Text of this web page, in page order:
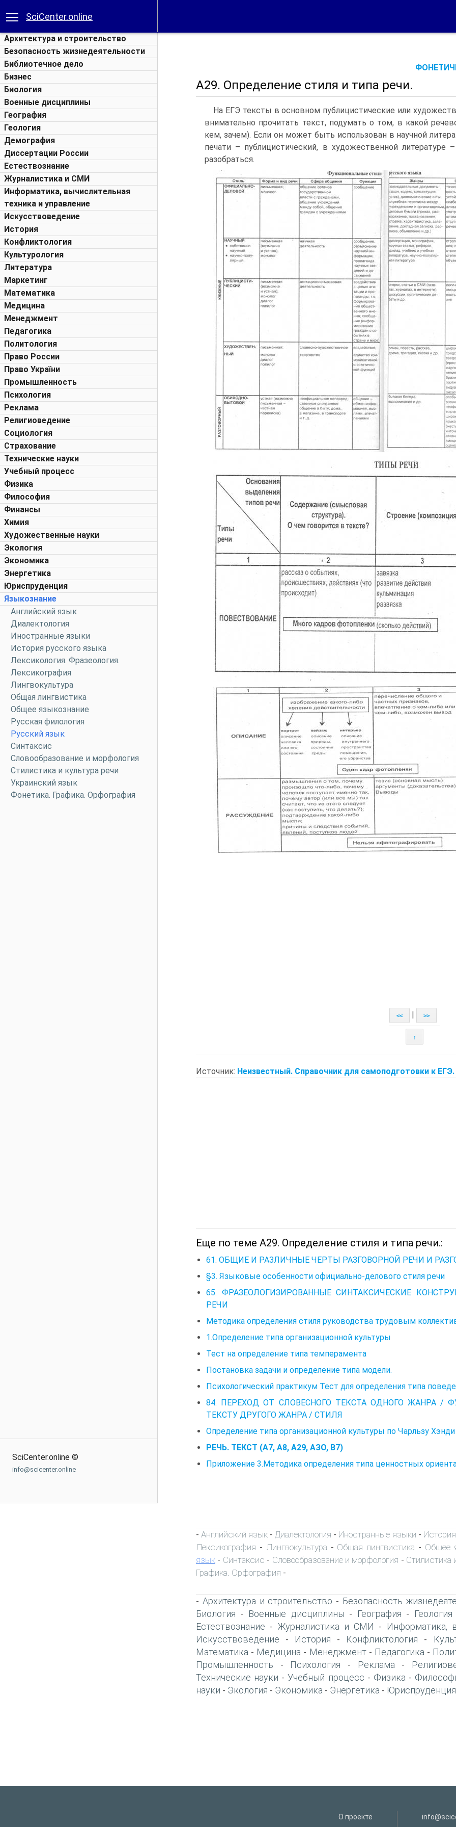
SciCenter.online
Архитектура и строительство
Безопасность жизнедеятельности
Библиотечное дело
Бизнес
Биология
Военные дисциплины
География
Геология
Демография
Диссертации России
Естествознание
Журналистика и СМИ
Информатика, вычислительная
техника и управление
Искусствоведение
История
Конфликтология
Культурология
Литература
Маркетинг
Математика
Медицина
Менеджмент
Педагогика
Политология
Право России
Право України
Промышленность
Психология
Реклама
Религиоведение
Социология
Страхование
Технические науки
Учебный процесс
Физика
Философия
Финансы
Химия
Художественные науки
Экология
Экономика
Энергетика
Юриспруденция
Языкознание
Английский язык
Диалектология
Иностранные языки
История русского языка
Лексикология. Фразеология.
Лексикография
Лингвокультура
Общая лингвистика
Общее языкознание
Русская филология
Русский язык
Синтаксис
Словообразование и морфология
Стилистика и культура речи
Украинский язык
Фонетика. Графика. Орфография
SciCenter.online ©
info@scicenter.online
А29. Определение стиля и типа речи.
На ЕГЭ тексты в основном публицистические или
внимательно прочитать текст, подумать о том, в какой
кем, зачем). Если он может быть использован в научной
печати – публицистический, в художественной
разобраться.
<< >>
↑
Источник: Неизвестный. Справочник для самоподготовки к ЕГЭ.
Еще по теме А29. Определение стиля и типа речи.:
61. ОБЩИЕ И РАЗЛИЧНЫЕ ЧЕРТЫ РАЗГОВОРНОЙ РЕЧИ И
§3. Языковые особенности официально-делового стиля речи
65. ФРАЗЕОЛОГИЗИРОВАННЫЕ СИНТАКСИЧЕСКИЕ
РЕЧИ
Методика определения стиля руководства трудовым
1.Определение типа организационной культуры
Тест на определение типа темперамента
Постановка задачи и определение типа модели.
Психологический практикум Тест для определения типа
84. ПЕРЕХОД ОТ СЛОВЕСНОГО ТЕКСТА ОДНОГО ЖАНРА /
ТЕКСТУ ДРУГОГО ЖАНРА / СТИЛЯ
Определение типа организационной культуры по Чарльзу Хэнди
РЕЧЬ. ТЕКСТ (А7, А8, А29, АЗО, В7)
Приложение 3.Методика определения типа ценностных
-Английский язык - Диалектология - Иностранные языки -
Лексикография - Лингвокультура - Общая лингвистика - Общее
язык - Синтаксис - Словообразование и морфология - Стилистика
Графика. Орфография -
- Архитектура и строительство - Безопасность
Биология - Военные дисциплины - География - Геология
Естествознание - Журналистика и СМИ -
Информатика,
Искусствоведение - История - Конфликтология -
Математика - Медицина - Менеджмент- Педагогика -
Промышленность - Психология - Реклама -
Технические науки -Учебный процесс - Физика -
науки - Экология - Экономика - Энергетика - Юриспруденция
О проекте